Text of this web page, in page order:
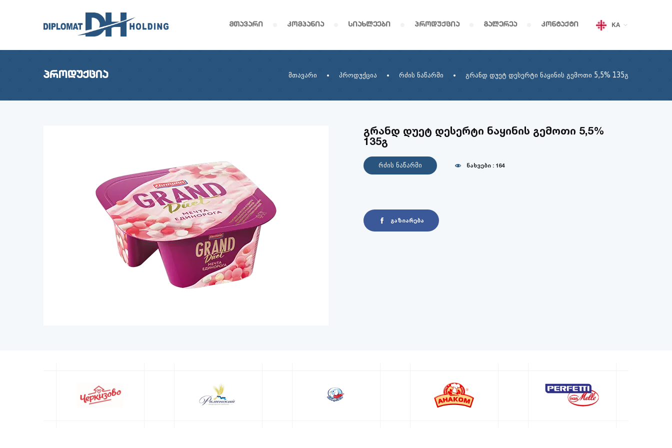
მთავარი კომპანია სიახლეები პროდუქცია გალერეა კონტაქტი KA
პროდუქცია მთავარი პროდუქცია რძის ნაწარმი გრანდ დუეტ დესერტი ნაყინის გემოთი 5,5% 135გ
გრანდ დუეტ დესერტი ნაყინის გემოთი 5,5%
135გ
რძის ნაწარმი ნახვები : 164
გაზიარება